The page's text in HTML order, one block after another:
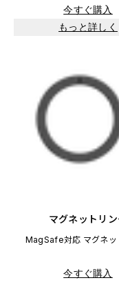
今すぐ購入
もっと詳しく
マグネットリ
MagSafe対応 マグネッ
今すぐ購入